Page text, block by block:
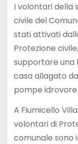
I volontari della
civile del
stati attivati
Protezione
supportare una
casa allagato
pompe idrovore.
A Fiumicello
volontari di
comunale sono